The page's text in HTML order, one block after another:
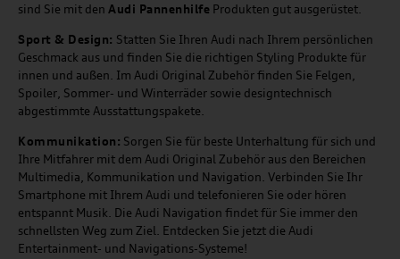
sind Sie mit den Audi Pannenhilfe Produkten gut ausgerüstet.
Sport & Design: Statten Sie Ihren Audi nach Ihrem persönlichen
Geschmack aus und finden Sie die richtigen Styling Produkte für
innen und außen. Im Audi Original Zubehör finden Sie Felgen,
Spoiler, Sommer- und Winterräder sowie designtechnisch
abgestimmte Ausstattungspakete.
Kommunikation: Sorgen Sie für beste Unterhaltung für sich und
Ihre Mitfahrer mit dem Audi Original Zubehör aus den Bereichen
Multimedia, Kommunikation und Navigation. Verbinden Sie Ihr
Smartphone mit Ihrem Audi und telefonieren Sie oder hören
entspannt Musik. Die Audi Navigation findet für Sie immer den
schnellsten Weg zum Ziel. Entdecken Sie jetzt die Audi
Entertainment- und Navigations-Systeme!